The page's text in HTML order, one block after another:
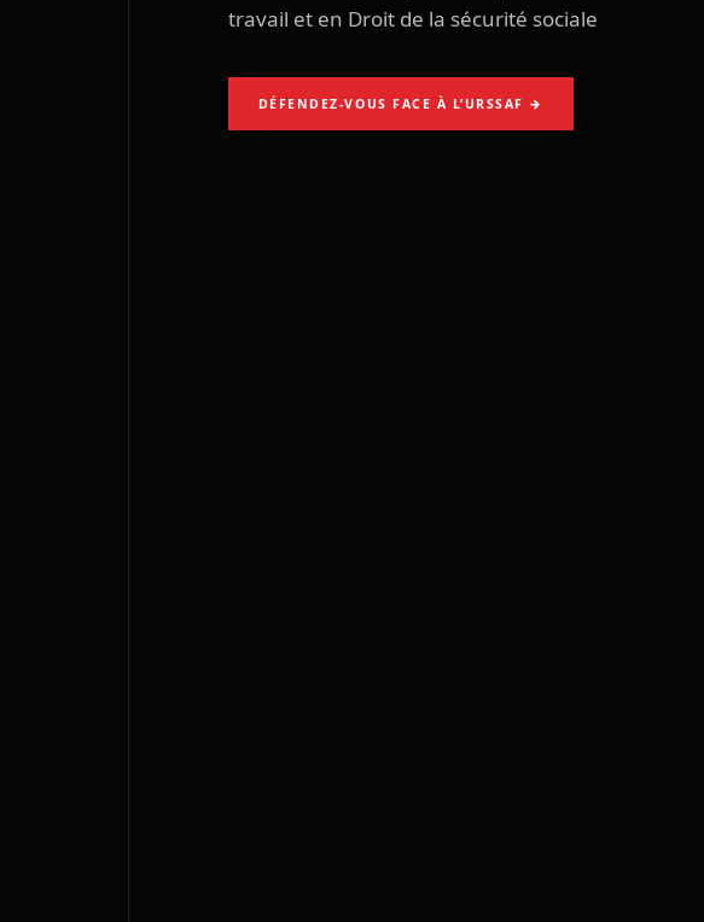
travail et en Droit de la sécurité sociale
DÉFENDEZ-VOUS FACE À L’URSSAF →